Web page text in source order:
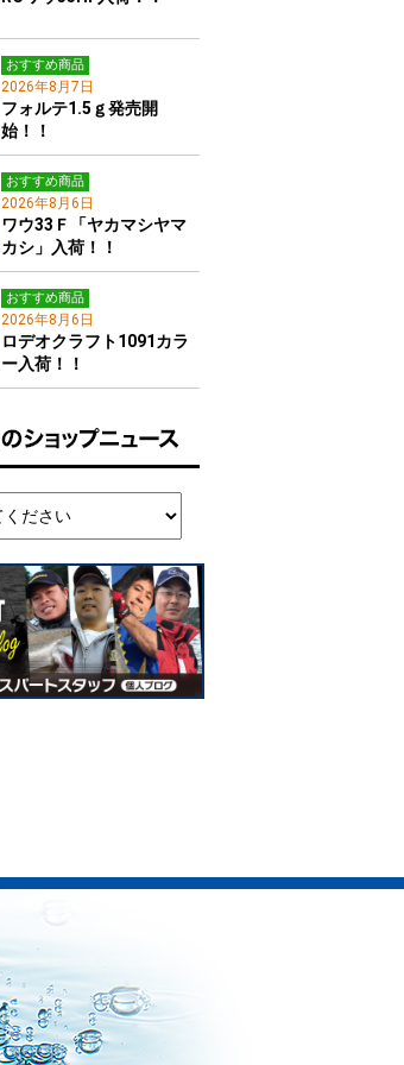
おすすめ商品
2026年8月7日
フォルテ1.5ｇ発売開
始！！
おすすめ商品
2026年8月6日
ワウ33Ｆ「ヤカマシヤマ
カシ」入荷！！
おすすめ商品
2026年8月6日
ロデオクラフト1091カラ
ー入荷！！